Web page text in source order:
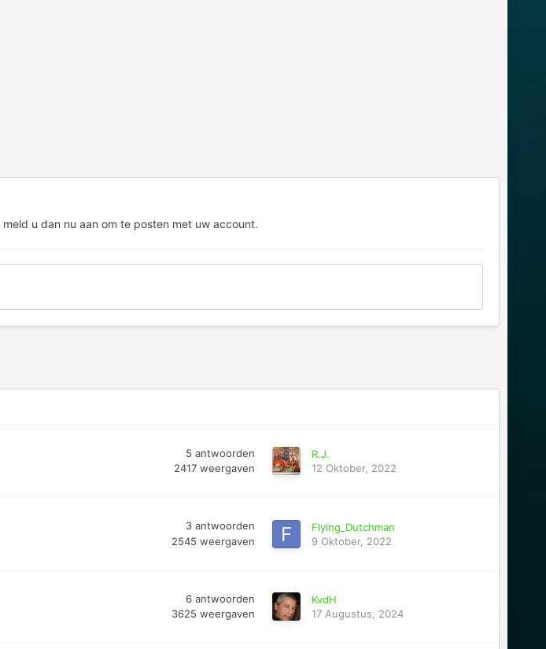
meld u dan nu aan om te posten met uw account.
5 antwoorden
2417 weergaven
R.J.
12 Oktober, 2022
3 antwoorden
2545 weergaven
Flying_Dutchman
9 Oktober, 2022
6 antwoorden
3625 weergaven
KvdH
17 Augustus, 2024